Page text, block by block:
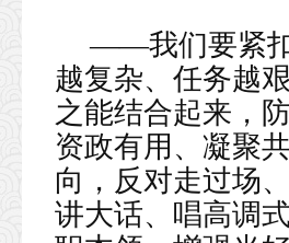
——我们要紧扣
越复杂、任务越
之能结合起来，
资政有用、凝聚
向，反对走过场
讲大话、唱高调